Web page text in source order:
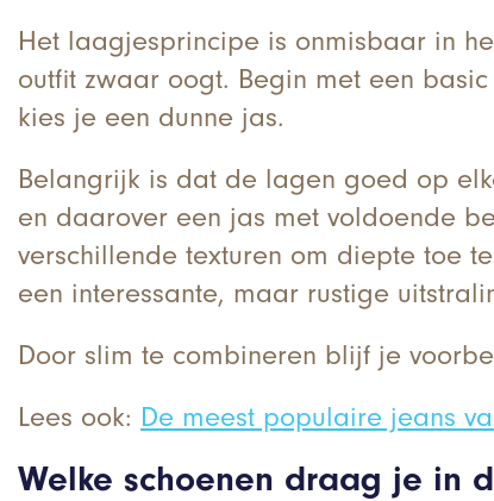
Het laagjesprincipe is onmisbaar in
outfit zwaar oogt. Begin met een
kies je een dunne jas.
Belangrijk is dat de lagen goed op
en daarover een jas met voldoende
verschillende texturen om diepte toe
een interessante, maar rustige
Door slim te combineren blijf je
Lees ook: De meest populaire jeans
Welke schoenen draag je in